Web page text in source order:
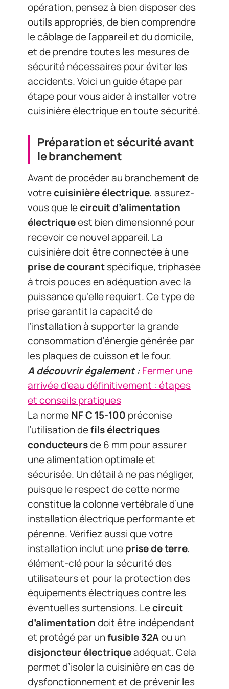
opération, pensez à bien disposer des
outils appropriés, de bien comprendre
le câblage de l’appareil et du domicile,
et de prendre toutes les mesures de
sécurité nécessaires pour éviter les
accidents. Voici un guide étape par
étape pour vous aider à installer votre
cuisinière électrique en toute sécurité.
Préparation et sécurité avant
le branchement
Avant de procéder au branchement de
votrecuisinière électrique, assurez-
vous que lecircuit d’alimentation
électriqueest bien dimensionné pour
recevoir ce nouvel appareil. La
cuisinière doit être connectée à une
prise de courantspécifique, triphasée
à trois pouces en adéquation avec la
puissance qu’elle requiert. Ce type de
prise garantit la capacité de
l’installation à supporter la grande
consommation d’énergie générée par
les plaques de cuisson et le four.
A découvrir également :Fermer une
arrivée d'eau définitivement : étapes
et conseils pratiques
La normeNF C 15-100 préconise
l’utilisation defils électriques
conducteursde 6 mm pour assurer
une alimentation optimale et
sécurisée. Un détail à ne pas négliger,
puisque le respect de cette norme
constitue la colonne vertébrale d’une
installation électrique performante et
pérenne. Vérifiez aussi que votre
installation inclut uneprise de terre,
élément-clé pour la sécurité des
utilisateurs et pour la protection des
équipements électriques contre les
éventuelles surtensions. Lecircuit
d’alimentationdoit être indépendant
et protégé par unfusible 32Aou un
disjoncteur électriqueadéquat. Cela
permet d’isoler la cuisinière en cas de
dysfonctionnement et de prévenir les